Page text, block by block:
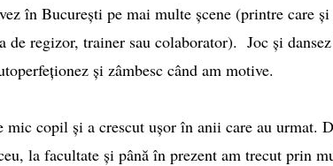
în București pe mai multe șcene (printre care
regizor, trainer sau colaborator). Joc și
și zâmbesc când am motive.
mic copil și a crescut ușor în anii care au urmat.
la facultate și până în prezent am trecut prin